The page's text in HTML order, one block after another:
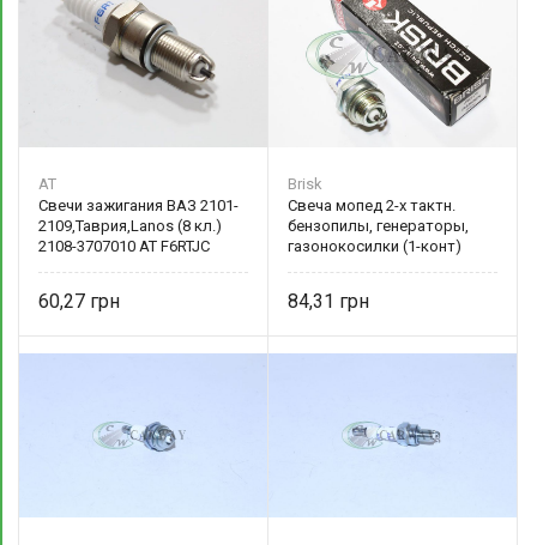
AT
Свечи зажигания ВАЗ 2101-
2109,Таврия,Lanos (8 кл.)
2108-3707010 AT F6RTJC
60,27
Brisk
Свеча мопед 2-х тактн.
бензопилы, генераторы,
газонокосилки (1-конт)
84,31